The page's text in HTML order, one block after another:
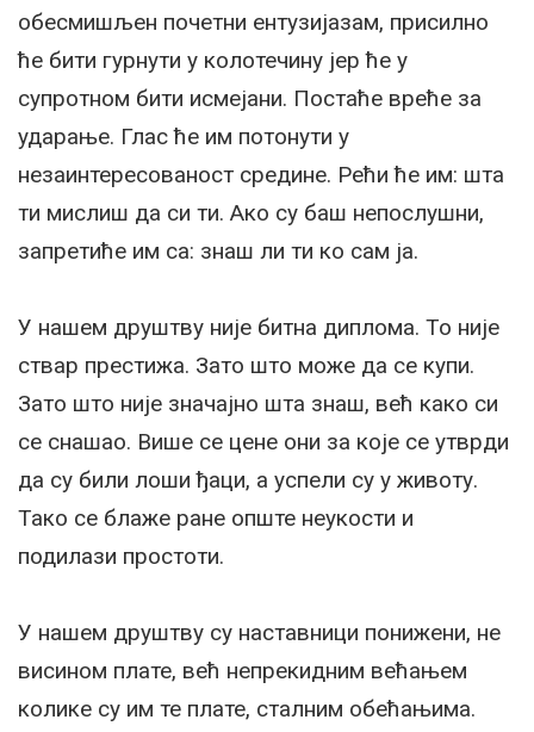
обесмишљен почетни ентузијазам, присилно
ће бити гурнути у колотечину јер ће у
супротном бити исмејани. Постаће вреће за
ударање. Глас ће им потонути у
незаинтересованост средине. Рећи ће им: шта
ти мислиш да си ти. Ако су баш непослушни,
запретиће им са: знаш ли ти ко сам ја.
У нашем друштву није битна диплома. То није
ствар престижа. Зато што може да се купи.
Зато што није значајно шта знаш, већ како си
се снашао. Више се цене они за које се утврди
да су били лоши ђаци, а успели су у животу.
Тако се блаже ране опште неукости и
подилази простоти.
У нашем друштву су наставници понижени, не
висином плате, већ непрекидним већањем
колике су им те плате, сталним обећањима.